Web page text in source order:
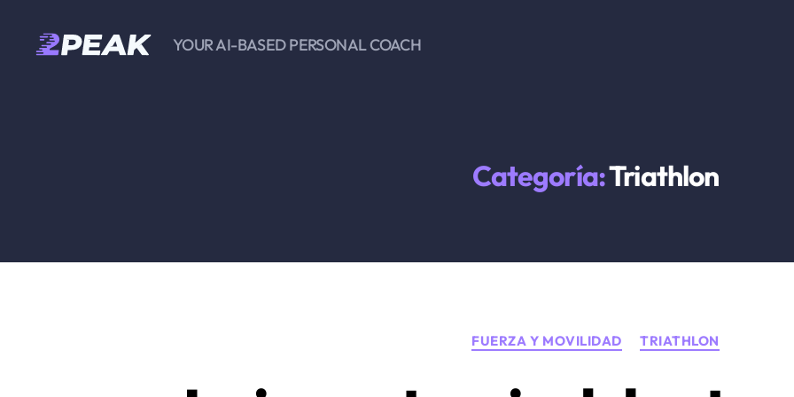
YOUR AI-BASED PERSONAL COACH
Categoría:Triathlon
Categorías
FUERZA Y MOVILIDAD TRIATHLON